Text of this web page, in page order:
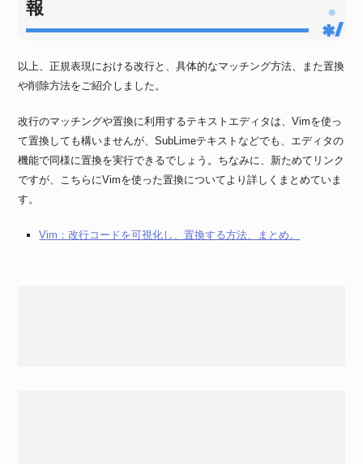
報
以上、正規表現における改行と、具体的なマッチング方法、また置換
や削除方法をご紹介しました。
改行のマッチングや置換に利用するテキストエディタは、Vimを使っ
て置換しても構いませんが、SubLimeテキストなどでも、エディタの
機能で同様に置換を実行できるでしょう。ちなみに、新ためてリンク
ですが、こちらにVimを使った置換についてより詳しくまとめていま
す。
Vim：改行コードを可視化し、置換する方法、まとめ。